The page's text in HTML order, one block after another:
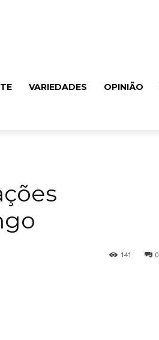
VARIEDADES OPINIÃO
0
141